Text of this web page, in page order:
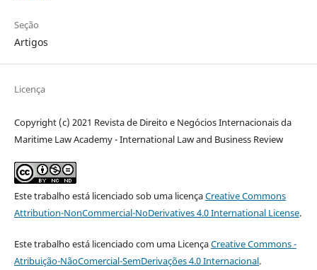
Seção
Artigos
Licença
Copyright (c) 2021 Revista de Direito e Negócios Internacionais da
Maritime Law Academy - International Law and Business Review
Este trabalho está licenciado sob uma licençaCreative Commons
Attribution-NonCommercial-NoDerivatives 4.0 International License.
Este trabalho está licenciado com uma LicençaCreative Commons -
Atribuição-NãoComercial-SemDerivações 4.0 Internacional.